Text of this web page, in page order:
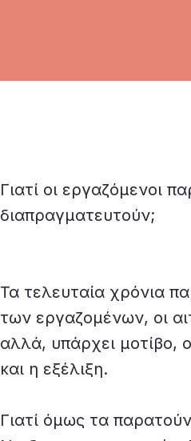
Γιατί οι εργαζόμενοι
διαπραγματευτούν;
Τα τελευταία χρόνια
των εργαζομένων, οι
αλλά, υπάρχει μοτίβο,
και η εξέλιξη.
Γιατί όμως τα